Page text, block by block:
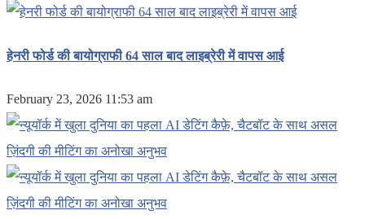
हेनरी फोर्ड की बायोग्राफी 64 साल बाद लाइब्रेरी में वापस आई
February 23, 2026 11:53 am